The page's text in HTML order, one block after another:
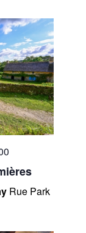
Rue Park